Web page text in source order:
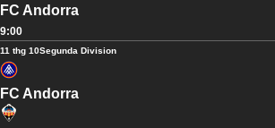
FC Andorra
9:00
11 thg 10Segunda Division
FC Andorra